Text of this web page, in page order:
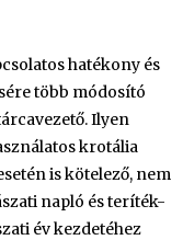
hatékony és
több módosító
Ilyen
krotália
is kötelező, nem
napló és teríték-
év kezdetéhez